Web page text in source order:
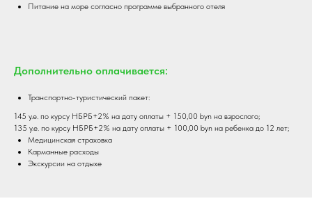
Питание на море согласно программе выбранного отеля
Дополнительно оплачивается:
Транспортно-туристический пакет:
145 у.е. по курсу НБРБ+2% на дату оплаты + 150,00 byn на взрослого;
135 у.е. по курсу НБРБ+2% на дату оплаты + 100,00 byn на ребенка до 12 лет;
Медицинская страховка
Карманные расходы
Экскурсии на отдыхе